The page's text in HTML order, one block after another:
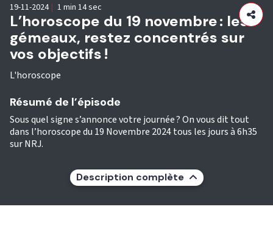
L’horoscope du 19 novembre : les
gémeaux, restez concentrés sur
vos objectifs !
L'horoscope
19-11-2024 | 1 min 14 sec
Résumé de l’épisode
Sous quel signe s’annonce votre journée ? On vous dit tout
dans l’horoscope du 19 Novembre 2024 tous les jours à 6h35
sur NRJ.
Description complète